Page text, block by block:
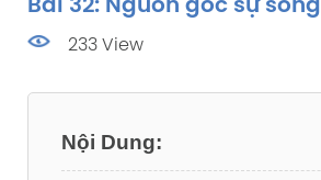
Bài 32: Nguồn gốc sự sống
233 View